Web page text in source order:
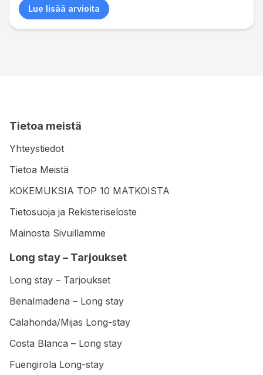
Lue lisää arvioita
Tietoa meistä
Yhteystiedot
Tietoa Meistä
KOKEMUKSIA TOP 10 MATKOISTA
Tietosuoja ja Rekisteriseloste
Mainosta Sivuillamme
Long stay – Tarjoukset
Long stay – Tarjoukset
Benalmadena – Long stay
Calahonda/Mijas Long-stay
Costa Blanca – Long stay
Fuengirola Long-stay